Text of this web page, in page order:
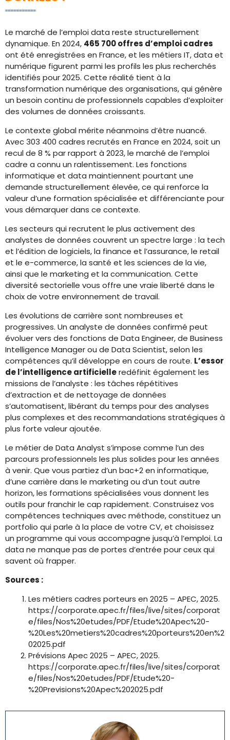
Le marché de l’emploi data reste structurellement
dynamique. En 2024, 465 700 offres d’emploi cadres
ont été enregistrées en France, et les métiers IT, data et
numérique figurent parmi les profils les plus recherchés
identifiés pour 2025. Cette réalité tient à la
transformation numérique des organisations, qui génère
un besoin continu de professionnels capables d’exploiter
des volumes de données croissants.
Le contexte global mérite néanmoins d’être nuancé.
Avec 303 400 cadres recrutés en France en 2024, soit un
recul de 8 % par rapport à 2023, le marché de l’emploi
cadre a connu un ralentissement. Les fonctions
informatique et data maintiennent pourtant une
demande structurellement élevée, ce qui renforce la
valeur d’une formation spécialisée et différenciante pour
vous démarquer dans ce contexte.
Les secteurs qui recrutent le plus activement des
analystes de données couvrent un spectre large : la tech
et l’édition de logiciels, la finance et l’assurance, le retail
et le e-commerce, la santé et les sciences de la vie,
ainsi que le marketing et la communication. Cette
diversité sectorielle vous offre une vraie liberté dans le
choix de votre environnement de travail.
Les évolutions de carrière sont nombreuses et
progressives. Un analyste de données confirmé peut
évoluer vers des fonctions de Data Engineer, de Business
Intelligence Manager ou de Data Scientist, selon les
compétences qu’il développe en cours de route. L’essor
de l’intelligence artificielleredéfinit également les
missions de l’analyste : les tâches répétitives
d’extraction et de nettoyage de données
s’automatisent, libérant du temps pour des analyses
plus complexes et des recommandations stratégiques à
plus forte valeur ajoutée.
Le métier de Data Analyst s’impose comme l’un des
parcours professionnels les plus solides pour les années
à venir. Que vous partiez d’un bac+2 en informatique,
d’une carrière dans le marketing ou d’un tout autre
horizon, les formations spécialisées vous donnent les
outils pour franchir le cap rapidement. Construisez vos
compétences techniques avec méthode, constituez un
portfolio qui parle à la place de votre CV, et choisissez
un programme qui vous accompagne jusqu’à l’emploi. La
data ne manque pas de portes d’entrée pour ceux qui
savent où frapper.
Sources :
Les métiers cadres porteurs en 2025 – APEC, 2025.
https://corporate.apec.fr/files/live/sites/corporat
e/files/Nos%20etudes/PDF/Etude%20Apec%20-
%20Les%20metiers%20cadres%20porteurs%20en%2
02025.pdf
Prévisions Apec 2025 – APEC, 2025.
https://corporate.apec.fr/files/live/sites/corporat
e/files/Nos%20etudes/PDF/Etude%20-
%20Previsions%20Apec%202025.pdf